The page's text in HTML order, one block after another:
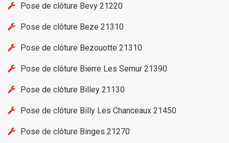
Pose de clôture Bevy 21220
Pose de clôture Beze 21310
Pose de clôture Bezouotte 21310
Pose de clôture Bierre Les Semur 21390
Pose de clôture Billey 21130
Pose de clôture Billy Les Chanceaux 21450
Pose de clôture Binges 21270